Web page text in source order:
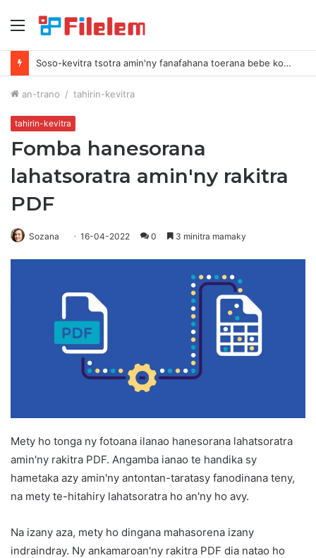
sakafo
Soso-kevitra tsotra amin'ny fanafahana toerana bebe kokoa amin'ny Mac-nao
an-trano / tahirin-kevitra
tahirin-kevitra
Fomba hanesorana
lahatsoratra amin'ny rakitra
PDF
Sozana 16-04-2022 0 3 minitra mamaky
Mety ho tonga ny fotoana ilanao hanesorana lahatsoratra
amin'ny rakitra PDF. Angamba ianao te handika sy
hametaka azy amin'ny antontan-taratasy fanodinana teny,
na mety te-hitahiry lahatsoratra ho an'ny ho avy.
Na izany aza, mety ho dingana mahasorena izany
indraindray. Ny ankamaroan'ny rakitra PDF dia natao ho